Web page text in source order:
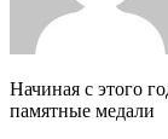
Начиная с этого года, рожденные 20 октября, будут получать
памятные медали